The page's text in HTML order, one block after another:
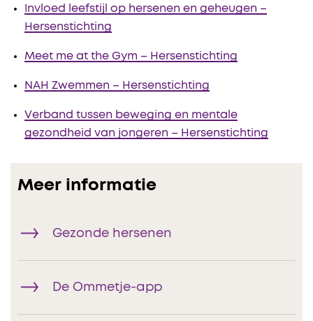
Invloed leefstijl op hersenen en geheugen –
Hersenstichting
Meet me at the Gym – Hersenstichting
NAH Zwemmen – Hersenstichting
Verband tussen beweging en mentale
gezondheid van jongeren – Hersenstichting
Meer informatie
Gezonde hersenen
De Ommetje-app